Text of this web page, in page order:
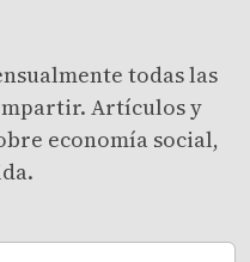
todas las
Artículos y
economía social,